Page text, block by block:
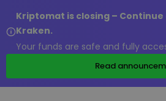
Kriptomat is closing –
Kraken.
Your funds are safe and fully
Read